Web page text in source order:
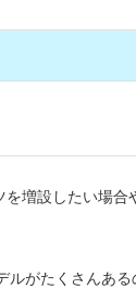
を増設したい場合
ルがたくさんある